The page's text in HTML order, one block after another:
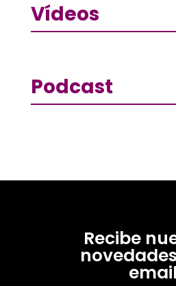
Vídeos
Podcast
Recibe
email